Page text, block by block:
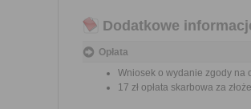
Dodatkowe
Opłata
Wniosek o wydanie zgody na
17 zł opłata skarbowa za